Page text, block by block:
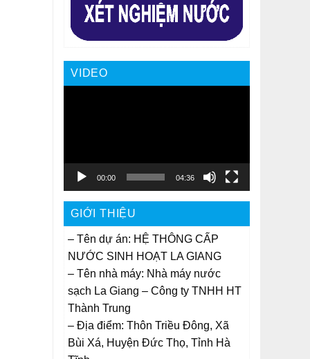
VIDEO
00:00 04:36
GIỚI THIỆU
– Tên dự án: HỆ THÔNG CẤP
NƯỚC SINH HOẠT LA GIANG
– Tên nhà máy: Nhà máy nước
sạch La Giang – Công ty TNHH HT
Thành Trung
– Địa điểm: Thôn Triều Đông, Xã
Bùi Xá, Huyện Đức Thọ, Tỉnh Hà